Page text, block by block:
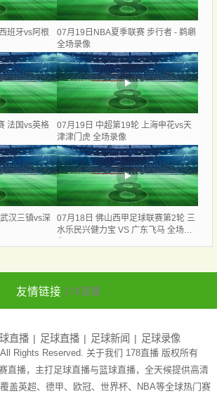
班牙vs阿根
07月19日NBA夏季联赛 步行者 - 鹈鹕
全场录像
法国vs英格
07月19日 中超第19轮 上海申花vs天
津津门虎 全场录像
汉三镇vs深
07月18日 佛山西甲足球联赛第2轮 三
水乐民兴健力宝 VS 广东飞马 全场录
友情链接 178直播
直播 足球直播 足球新闻 足球录像
Rights Reserved. 关于我们 178直播 版权所有
直播，主打足球直播与篮球直播，全天候提供高清
盖英超、德甲、欧冠、世界杯、NBA等全球热门赛